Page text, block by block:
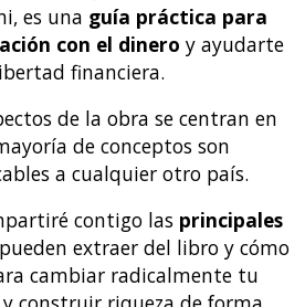
es una guía práctica para
con el dinero y ayudarte
financiera.
de la obra se centran en
de conceptos son
a cualquier otro país.
contigo las principales
extraer del libro y cómo
cambiar radicalmente tu